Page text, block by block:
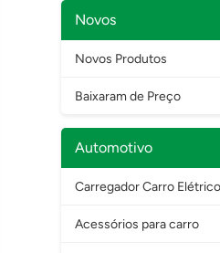
Novos
Novos Produtos
Baixaram de Preço
Automotivo
Carregador Carro Elétrico
Acessórios para carro